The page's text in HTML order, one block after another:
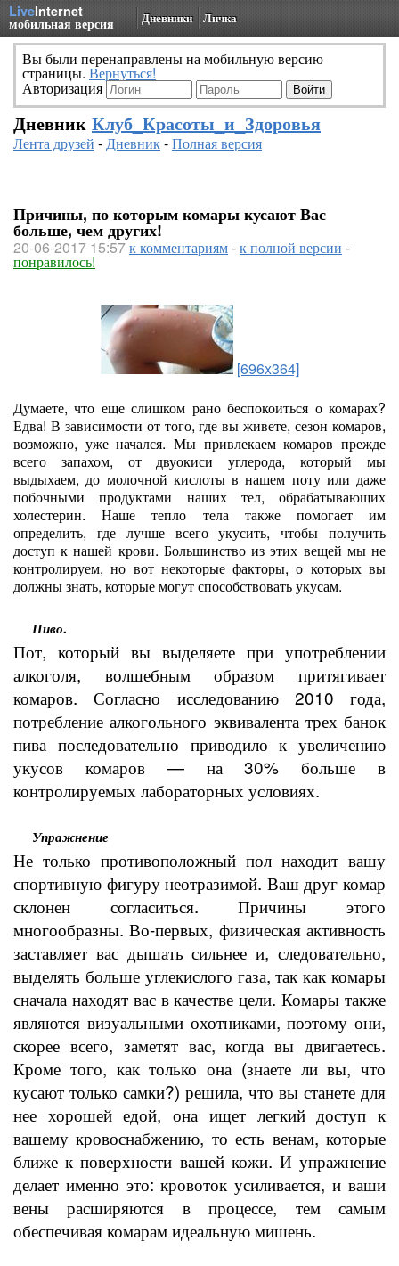
LiveInternet
мобильная версия Дневники Личка
Вы были перенаправлены на мобильную версию
страницы. Вернуться!
Авторизация
Дневник Клуб_Красоты_и_Здоровья
Лента друзей -Дневник-Полная версия
Причины, по которым комары кусают Вас
больше, чем других!
20-06-2017 15:57к комментариям-к полной версии -
понравилось!
[696x364]
Думаете, что еще слишком рано беспокоиться о комарах?
Едва! В зависимости от того, где вы живете, сезон комаров,
возможно, уже начался. Мы привлекаем комаров прежде
всего запахом, от двуокиси углерода, который мы
выдыхаем, до молочной кислоты в нашем поту или даже
побочными продуктами наших тел, обрабатывающих
холестерин. Наше тепло тела также помогает им
определить, где лучше всего укусить, чтобы получить
доступ к нашей крови. Большинство из этих вещей мы не
контролируем, но вот некоторые факторы, о которых вы
должны знать, которые могут способствовать укусам.
Пиво.
Пот, который вы выделяете при употреблении
алкоголя, волшебным образом притягивает
комаров. Согласно исследованию 2010 года,
потребление алкогольного эквивалента трех банок
пива последовательно приводило к увеличению
укусов комаров — на 30% больше в
контролируемых лабораторных условиях.
Упражнение
Не только противоположный пол находит вашу
спортивную фигуру неотразимой. Ваш друг комар
склонен согласиться. Причины этого
многообразны. Во-первых, физическая активность
заставляет вас дышать сильнее и, следовательно,
выделять больше углекислого газа, так как комары
сначала находят вас в качестве цели. Комары также
являются визуальными охотниками, поэтому они,
скорее всего, заметят вас, когда вы двигаетесь.
Кроме того, как только она (знаете ли вы, что
кусают только самки?) решила, что вы станете для
нее хорошей едой, она ищет легкий доступ к
вашему кровоснабжению, то есть венам, которые
ближе к поверхности вашей кожи. И упражнение
делает именно это: кровоток усиливается, и ваши
вены расширяются в процессе, тем самым
обеспечивая комарам идеальную мишень.